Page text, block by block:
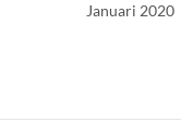
Januari 2020